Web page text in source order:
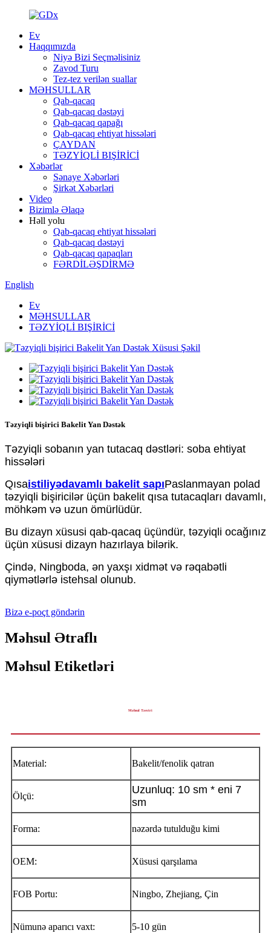
Ev
Haqqımızda
Niyə Bizi Seçməlisiniz
Zavod Turu
Tez-tez verilən suallar
MƏHSULLAR
Qab-qacaq
Qab-qacaq dəstəyi
Qab-qacaq qapağı
Qab-qacaq ehtiyat hissələri
ÇAYDAN
TƏZYİQLİ BIŞİRİCİ
Xəbərlər
Sənaye Xəbərləri
Şirkət Xəbərləri
Video
Bizimlə Əlaqə
Həll yolu
Qab-qacaq ehtiyat hissələri
Qab-qacaq dəstəyi
Qab-qacaq qapaqları
FƏRDİLƏŞDİRMƏ
English
Ev
MƏHSULLAR
TƏZYİQLİ BIŞİRİCİ
Təzyiqli bişirici Bakelit Yan Dəstək
Təzyiqli sobanın yan tutacaq dəstləri: soba ehtiyat
hissələri
Qısaistiliyədavamlı bakelit sapıPaslanmayan polad
təzyiqli bişiricilər üçün bakelit qısa tutacaqları davamlı,
möhkəm və uzun ömürlüdür.
Bu dizayn xüsusi qab-qacaq üçündür, təzyiqli ocağınız
üçün xüsusi dizayn hazırlaya bilərik.
Çində, Ningboda, ən yaxşı xidmət və rəqabətli
qiymətlərlə istehsal olunub.
Bizə e-poçt göndərin
Məhsul Ətraflı
Məhsul Etiketləri
Məhsul Təsviri
Material: Bakelit/fenolik qatran
Ölçü:
Uzunluq: 10 sm * eni 7
sm
Forma: nəzərdə tutulduğu kimi
OEM: Xüsusi qarşılama
FOB Portu: Ningbo, Zhejiang, Çin
Nümunə aparıcı vaxt: 5-10 gün